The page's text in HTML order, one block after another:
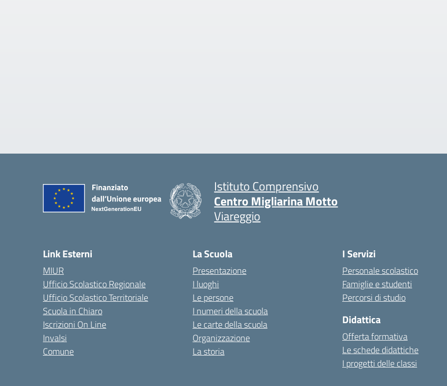
Istituto Comprensivo
Centro Migliarina Motto
Viareggio
Link Esterni
MIUR
Ufficio Scolastico Regionale
Ufficio Scolastico Territoriale
Scuola in Chiaro
Iscrizioni On Line
Invalsi
Comune
La Scuola
Presentazione
I luoghi
Le persone
I numeri della scuola
Le carte della scuola
Organizzazione
La storia
I Servizi
Personale scolastico
Famiglie e studenti
Percorsi di studio
Didattica
Offerta formativa
Le schede didattiche
I progetti delle classi